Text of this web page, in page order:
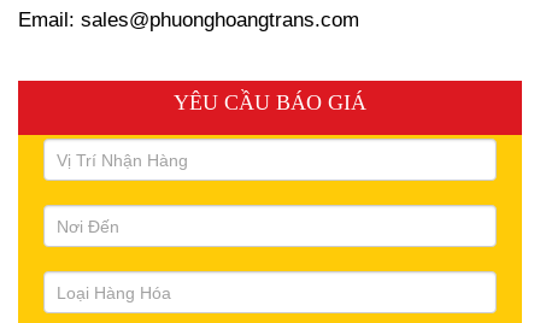
Email: sales@phuonghoangtrans.com
YÊU CẦU BÁO GIÁ